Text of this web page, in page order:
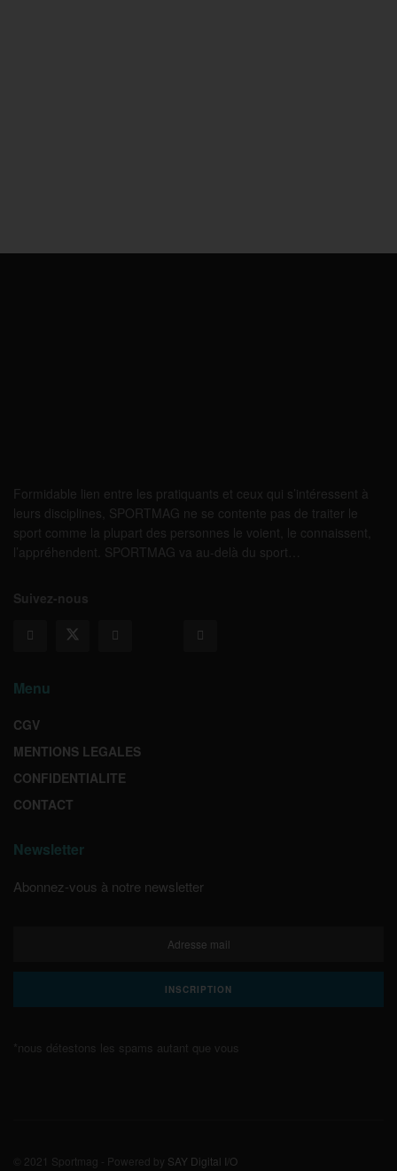
Formidable lien entre les pratiquants et ceux qui s’intéressent à
leurs disciplines, SPORTMAG ne se contente pas de traiter le
sport comme la plupart des personnes le voient, le connaissent,
l’appréhendent. SPORTMAG va au-delà du sport…
Suivez-nous
Menu
CGV
MENTIONS LEGALES
CONFIDENTIALITE
CONTACT
Newsletter
Abonnez-vous à notre newsletter
*nous détestons les spams autant que vous
© 2021 Sportmag - Powered by SAY Digital I/O